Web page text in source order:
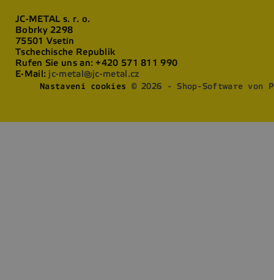
JC-METAL s. r. o.
Bobrky 2298
75501 Vsetín
Tschechische Republik
Rufen Sie uns an:+420 571 811 990
E-Mail: jc-metal@jc-metal.cz
Nastavení cookies © 2026 - Shop-Software von